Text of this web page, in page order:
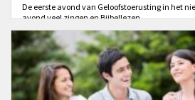
De eerste avond van Geloofstoerusting in het
avond veel zingen en Bijbellezen.